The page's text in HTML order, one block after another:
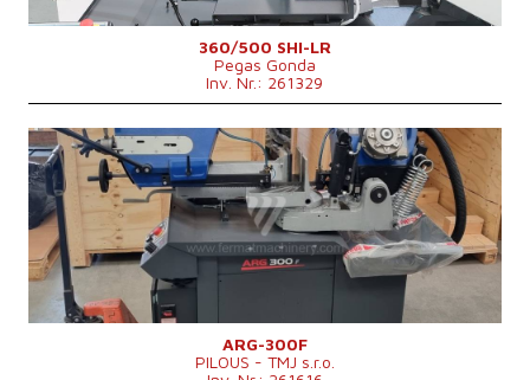
360/500 SHI-LR
Pegas Gonda
Inv. Nr.: 261329
Baujahr:
0
Max. Durchmesser des geschnittenen
Materials
300 mm
Hauptmotorleistung
2,25 kW
Maschinenabmessungen L x B x H
1760 × 890 × 1560
mm
Maschinengewicht
455 kg
Kontrollsystem
ARG-300F
PILOUS - TMJ s.r.o.